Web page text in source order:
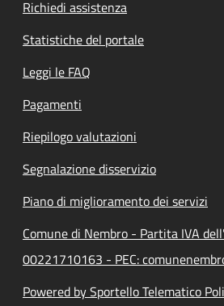
Richiedi assistenza
Statistiche del portale
Leggi le FAQ
Pagamenti
Riepilogo valutazioni
Segnalazione disservizio
Piano di miglioramento dei servizi
Comune di Nembro - Partita IVA
00221710163 - PEC:
Powered by Sportello Telematico